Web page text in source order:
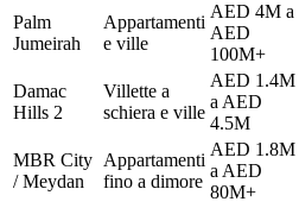
Palm
Jumeirah
Appartamenti
e ville
AED 4M a
AED
100M+
Damac
Hills 2
Villette a
schiera e ville
AED 1.4M
a AED
4.5M
MBR City
/ Meydan
Appartamenti
fino a dimore
AED 1.8M
a AED
80M+